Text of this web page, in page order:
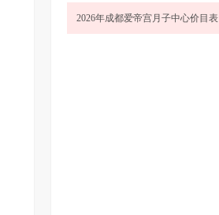
2026年成都爱帝宫月子中心价目表